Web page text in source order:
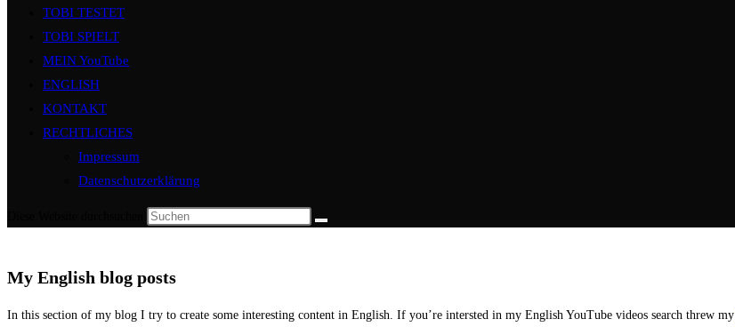
TOBI TESTET
TOBI SPIELT
MEIN YouTube
ENGLISH
KONTAKT
RECHTLICHES
Impressum
Datenschutzerklärung
My English blog posts
In this section of my blog I try to create some interesting content in English. If you’re intersted in my English YouTube videos search threw my